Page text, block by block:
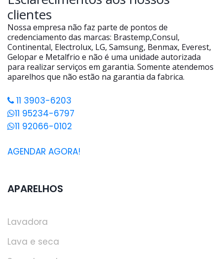
clientes
Nossa empresa não faz parte de pontos de
credenciamento das marcas: Brastemp,Consul,
Continental, Electrolux, LG, Samsung, Benmax, Everest,
Gelopar e Metalfrio e não é uma unidade autorizada
para realizar serviços em garantia. Somente atendemos
aparelhos que não estão na garantia da fabrica.
11 3903-6203
11 95234-6797
11 92066-0102
AGENDAR AGORA!
APARELHOS
Lavadora
Lava e seca